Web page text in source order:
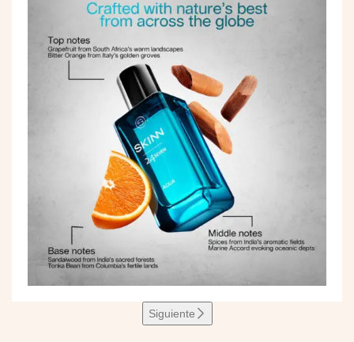
Siguiente